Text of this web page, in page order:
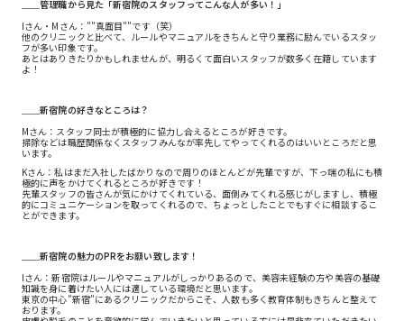
＿＿管理職から見た「新宿院のスタッフってこんな人が多い！」
Iさん・Mさん：””真面目””です（笑）
他のクリニックと比べて、ルールやマニュアルをきちんと守り業務に励んでいるスタッ
フが多い印象です。
あとはありきたりかもしれませんが、明るくて面白いスタッフが数多く在籍しています
よ！
＿＿新宿院の好きなところは？
Mさん：スタッフ同士が積極的に協力し合えるところが好きです。
掃除などは職歴関係なくスタッフみんなが率先してやってくれるのはいいところだと思
います。
Kさん：私はまだ入社したばかりなので周りのほとんどが先輩ですが、下っ端の私にも積
極的に声をかけてくれるところが好きです！
先輩スタッフの皆さんが気にかけてくれている、面倒みてくれる感じがしますし、積極
的にコミュニケーションを取ってくれるので、ちょっとしたことでもすぐに相談するこ
とができます。
＿＿新宿院の魅力のPRをお願い致します！
Iさん：新宿院はルールやマニュアルがしっかりあるので、美容未経験の方や美容の基礎
知識を身に着けたい人には適している環境だと思います。
東京の中心”新宿”にあるクリニックだからこそ、人数も多く教育体制もきちんと整えて
おります。